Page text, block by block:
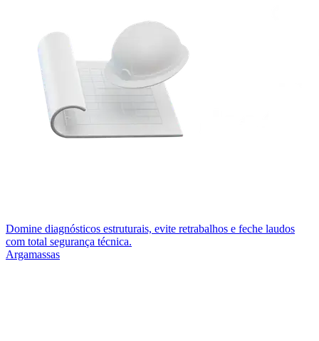
Domine diagnósticos estruturais, evite retrabalhos e feche laudos
com total segurança técnica.
Argamassas